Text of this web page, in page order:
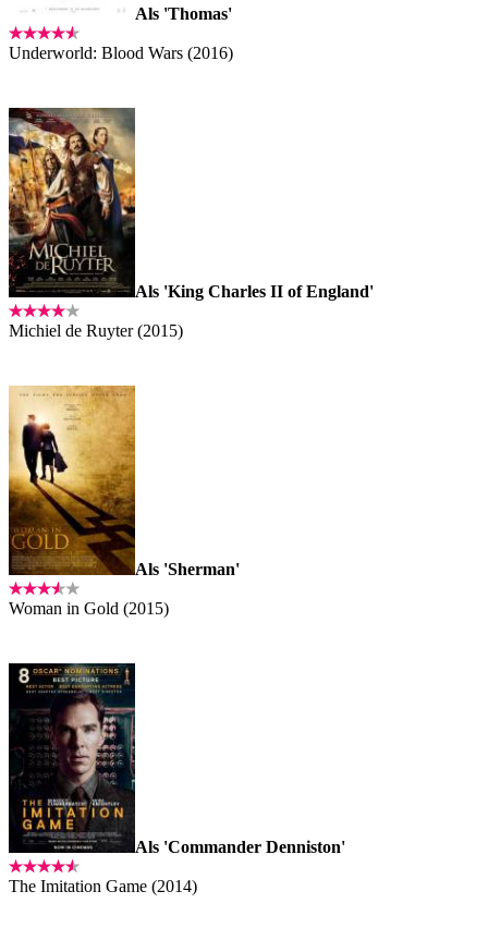
Als 'Thomas'
Underworld: Blood Wars (2016)
Als 'King Charles II of England'
Michiel de Ruyter (2015)
Als 'Sherman'
Woman in Gold (2015)
Als 'Commander Denniston'
The Imitation Game (2014)